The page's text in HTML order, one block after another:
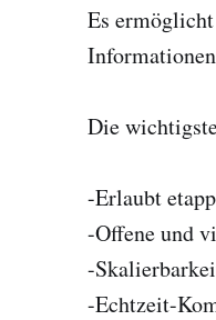
Es ermöglicht
Die
-Erlaubt
-Offene und
-
-Echtzeit-